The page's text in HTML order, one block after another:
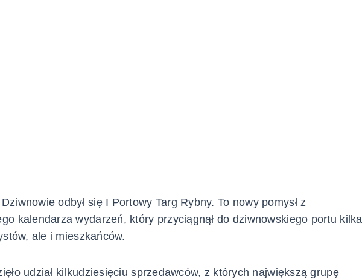
odbył się I Portowy Targ Rybny. To nowy pomysł z
kalendarza wydarzeń, który przyciągnął do dziwnowskiego portu kilka
ale i mieszkańców.
udział kilkudziesięciu sprzedawców, z których największą grupę